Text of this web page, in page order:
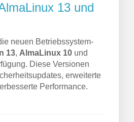
13 und
neuen Betriebssystem-
13, AlmaLinux 10 und
Diese Versionen
erweiterte
Performance.